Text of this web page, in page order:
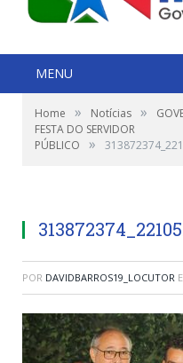
MENU
Home » Notícias »
FESTA DO SERVIDOR
PÚBLICO
»
POR DAVIDBARROS19_LOCUTOR